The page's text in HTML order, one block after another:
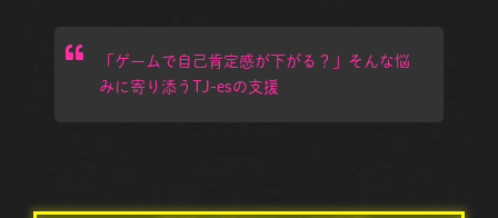
「ゲームで自己肯定感が下がる？」そんな悩
みに寄り添うTJ-esの支援